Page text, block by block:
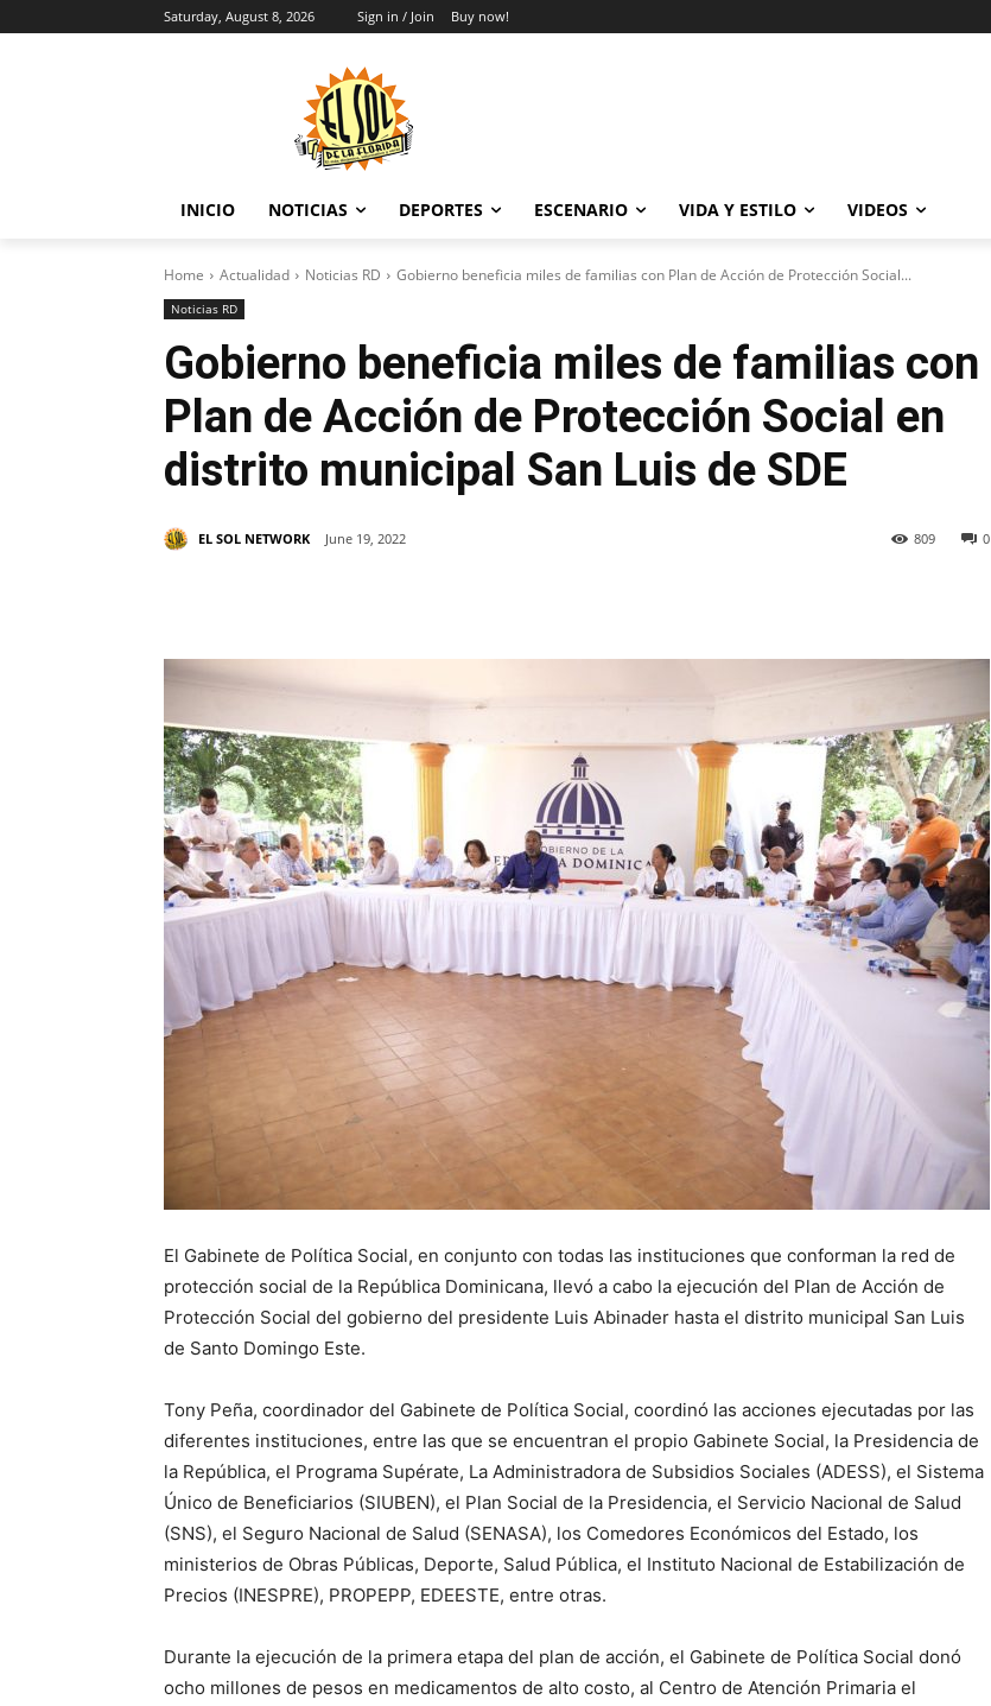
Saturday, August 8, 2026 Sign in / Join Buy now!
INICIO NOTICIAS DEPORTES ESCENARIO VIDA Y ESTILO VIDEOS
Home Actualidad Noticias RD Gobierno beneficia miles de familias con Plan de Acción de Protección Social...
Noticias RD
Gobierno beneficia miles de familias con
Plan de Acción de Protección Social en
distrito municipal San Luis de SDE
EL SOL NETWORK June 19, 2022 0
809
El Gabinete de Política Social, en conjunto con todas las instituciones que conforman la red de
protección social de la República Dominicana, llevó a cabo la ejecución del Plan de Acción de
Protección Social del gobierno del presidente Luis Abinader hasta el distrito municipal San Luis
de Santo Domingo Este.
Tony Peña, coordinador del Gabinete de Política Social, coordinó las acciones ejecutadas por las
diferentes instituciones, entre las que se encuentran el propio Gabinete Social, la Presidencia de
la República, el Programa Supérate, La Administradora de Subsidios Sociales (ADESS), el Sistema
Único de Beneficiarios (SIUBEN), el Plan Social de la Presidencia, el Servicio Nacional de Salud
(SNS), el Seguro Nacional de Salud (SENASA), los Comedores Económicos del Estado, los
ministerios de Obras Públicas, Deporte, Salud Pública, el Instituto Nacional de Estabilización de
Precios (INESPRE), PROPEPP, EDEESTE, entre otras.
Durante la ejecución de la primera etapa del plan de acción, el Gabinete de Política Social donó
ocho millones de pesos en medicamentos de alto costo, al Centro de Atención Primaria el